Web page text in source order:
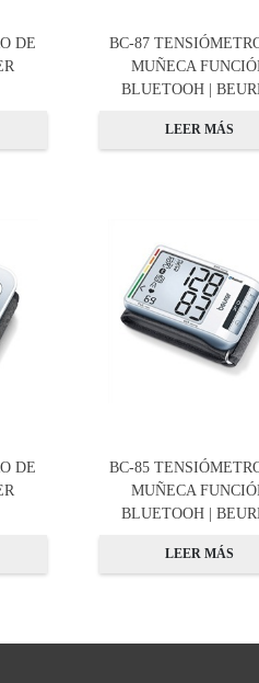
DE
BC-87
MUÑECA
BLUETOOH |
LEER MÁS
DE
BC-85
MUÑECA
BLUETOOH |
LEER MÁS